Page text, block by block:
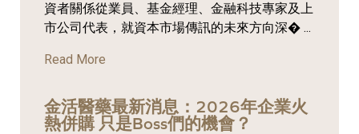
資者關係從業員、基金經理、金融科技專家及上
市公司代表，就資本市場傳訊的未來方向深� ...
Read More
金活醫藥最新消息：2026年企業火
熱併購 只是Boss們的機會？